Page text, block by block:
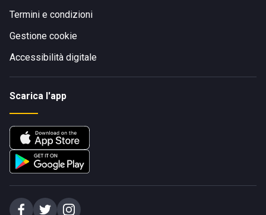
Termini e condizioni
Gestione cookie
Accessibilità digitale
Scarica l'app